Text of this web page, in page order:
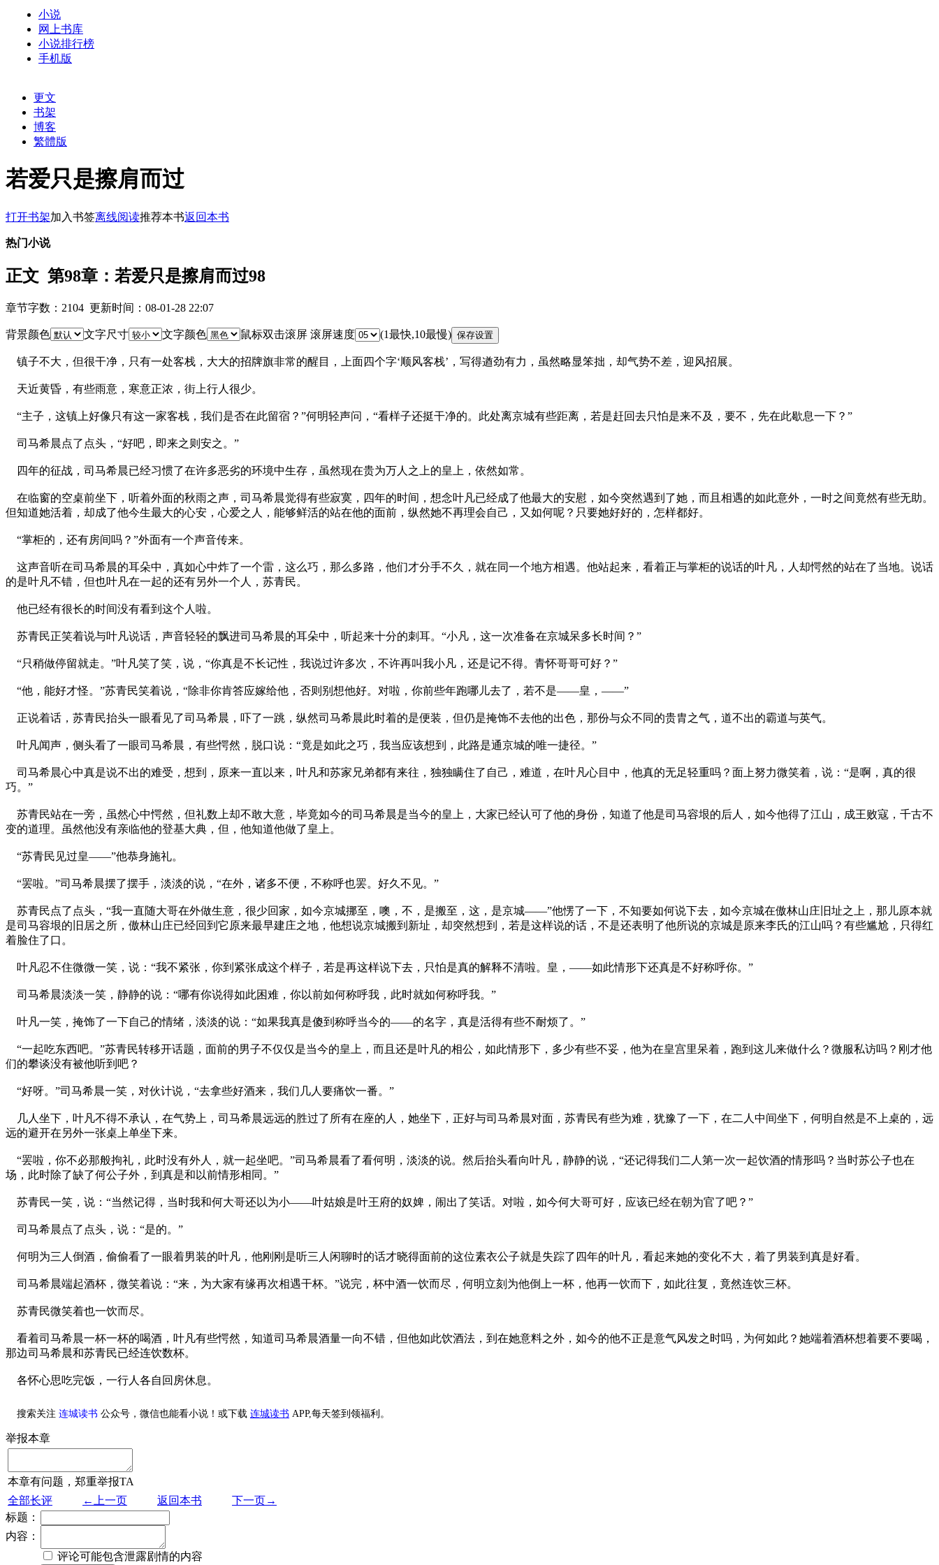
小说
网上书库
小说排行榜
手机版
更文
书架
博客
繁體版
若爱只是擦肩而过
打开书架加入书签离线阅读推荐本书返回本书
热门小说
正文 第98章：若爱只是擦肩而过98
章节字数：2104 更新时间：08-01-28 22:07
背景颜色 文字尺寸 文字颜色 鼠标双击滚屏 滚屏速度 (1最快,10最慢)
镇子不大，但很干净，只有一处客栈，大大的招牌旗非常的醒目，上面四个字‘顺风客栈’，写得遒劲有力，虽然略显笨拙，却气势不差，迎风招展。
天近黄昏，有些雨意，寒意正浓，街上行人很少。
“主子，这镇上好像只有这一家客栈，我们是否在此留宿？”何明轻声问，“看样子还挺干净的。此处离京城有些距离，若是赶回去只怕是来不及，要不，先在此歇息一下？”
司马希晨点了点头，“好吧，即来之则安之。”
四年的征战，司马希晨已经习惯了在许多恶劣的环境中生存，虽然现在贵为万人之上的皇上，依然如常。
在临窗的空桌前坐下，听着外面的秋雨之声，司马希晨觉得有些寂寞，四年的时间，想念叶凡已经成了他最大的安慰，如今突然遇到了她，而且相遇的如此意外，一时之间竟然有些无助。
但知道她活着，却成了他今生最大的心安，心爱之人，能够鲜活的站在他的面前，纵然她不再理会自己，又如何呢？只要她好好的，怎样都好。
“掌柜的，还有房间吗？”外面有一个声音传来。
这声音听在司马希晨的耳朵中，真如心中炸了一个雷，这么巧，那么多路，他们才分手不久，就在同一个地方相遇。他站起来，看着正与掌柜的说话的叶凡，人却愕然的站在了当地。说话
的是叶凡不错，但也叶凡在一起的还有另外一个人，苏青民。
他已经有很长的时间没有看到这个人啦。
苏青民正笑着说与叶凡说话，声音轻轻的飘进司马希晨的耳朵中，听起来十分的刺耳。“小凡，这一次准备在京城呆多长时间？”
“只稍做停留就走。”叶凡笑了笑，说，“你真是不长记性，我说过许多次，不许再叫我小凡，还是记不得。青怀哥哥可好？”
“他，能好才怪。”苏青民笑着说，“除非你肯答应嫁给他，否则别想他好。对啦，你前些年跑哪儿去了，若不是——皇，——”
正说着话，苏青民抬头一眼看见了司马希晨，吓了一跳，纵然司马希晨此时着的是便装，但仍是掩饰不去他的出色，那份与众不同的贵胄之气，道不出的霸道与英气。
叶凡闻声，侧头看了一眼司马希晨，有些愕然，脱口说：“竟是如此之巧，我当应该想到，此路是通京城的唯一捷径。”
司马希晨心中真是说不出的难受，想到，原来一直以来，叶凡和苏家兄弟都有来往，独独瞒住了自己，难道，在叶凡心目中，他真的无足轻重吗？面上努力微笑着，说：“是啊，真的很
巧。”
苏青民站在一旁，虽然心中愕然，但礼数上却不敢大意，毕竟如今的司马希晨是当今的皇上，大家已经认可了他的身份，知道了他是司马容垠的后人，如今他得了江山，成王败寇，千古不
变的道理。虽然他没有亲临他的登基大典，但，他知道他做了皇上。
“苏青民见过皇——”他恭身施礼。
“罢啦。”司马希晨摆了摆手，淡淡的说，“在外，诸多不便，不称呼也罢。好久不见。”
苏青民点了点头，“我一直随大哥在外做生意，很少回家，如今京城挪至，噢，不，是搬至，这，是京城——”他愣了一下，不知要如何说下去，如今京城在傲林山庄旧址之上，那儿原本就
是司马容垠的旧居之所，傲林山庄已经回到它原来最早建庄之地，他想说京城搬到新址，却突然想到，若是这样说的话，不是还表明了他所说的京城是原来李氏的江山吗？有些尴尬，只得红
着脸住了口。
叶凡忍不住微微一笑，说：“我不紧张，你到紧张成这个样子，若是再这样说下去，只怕是真的解释不清啦。皇，——如此情形下还真是不好称呼你。”
司马希晨淡淡一笑，静静的说：“哪有你说得如此困难，你以前如何称呼我，此时就如何称呼我。”
叶凡一笑，掩饰了一下自己的情绪，淡淡的说：“如果我真是傻到称呼当今的——的名字，真是活得有些不耐烦了。”
“一起吃东西吧。”苏青民转移开话题，面前的男子不仅仅是当今的皇上，而且还是叶凡的相公，如此情形下，多少有些不妥，他为在皇宫里呆着，跑到这儿来做什么？微服私访吗？刚才他
们的攀谈没有被他听到吧？
“好呀。”司马希晨一笑，对伙计说，“去拿些好酒来，我们几人要痛饮一番。”
几人坐下，叶凡不得不承认，在气势上，司马希晨远远的胜过了所有在座的人，她坐下，正好与司马希晨对面，苏青民有些为难，犹豫了一下，在二人中间坐下，何明自然是不上桌的，远
远的避开在另外一张桌上单坐下来。
“罢啦，你不必那般拘礼，此时没有外人，就一起坐吧。”司马希晨看了看何明，淡淡的说。然后抬头看向叶凡，静静的说，“还记得我们二人第一次一起饮酒的情形吗？当时苏公子也在
场，此时除了缺了何公子外，到真是和以前情形相同。”
苏青民一笑，说：“当然记得，当时我和何大哥还以为小——叶姑娘是叶王府的奴婢，闹出了笑话。对啦，如今何大哥可好，应该已经在朝为官了吧？”
司马希晨点了点头，说：“是的。”
何明为三人倒酒，偷偷看了一眼着男装的叶凡，他刚刚是听三人闲聊时的话才晓得面前的这位素衣公子就是失踪了四年的叶凡，看起来她的变化不大，着了男装到真是好看。
司马希晨端起酒杯，微笑着说：“来，为大家有缘再次相遇干杯。”说完，杯中酒一饮而尽，何明立刻为他倒上一杯，他再一饮而下，如此往复，竟然连饮三杯。
苏青民微笑着也一饮而尽。
看着司马希晨一杯一杯的喝酒，叶凡有些愕然，知道司马希晨酒量一向不错，但他如此饮酒法，到在她意料之外，如今的他不正是意气风发之时吗，为何如此？她端着酒杯想着要不要喝，
那边司马希晨和苏青民已经连饮数杯。
各怀心思吃完饭，一行人各自回房休息。
搜索关注 连城读书 公众号，微信也能看小说！或下载 连城读书 APP,每天签到领福利。
举报本章
本章有问题，郑重举报TA
全部长评
←上一页 返回本书
下一页→
标题：
内容：
评论可能包含泄露剧情的内容